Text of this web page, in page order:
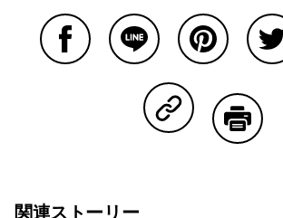
Copy Linkで共有
関連ストーリー